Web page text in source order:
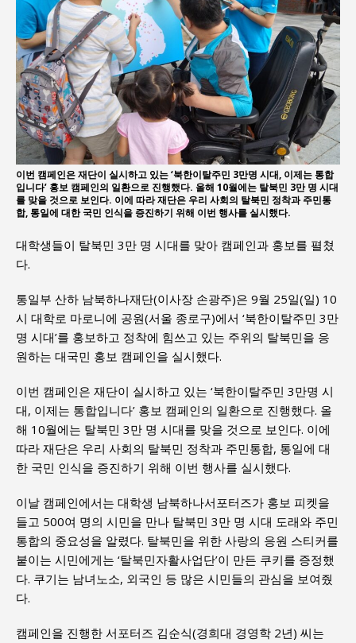
이번 캠페인은 재단이 실시하고 있는 ‘북한이탈주민 3만명 시대, 이제는 통합
입니다’ 홍보 캠페인의 일환으로 진행했다. 올해 10월에는 탈북민 3만 명 시대
를 맞을 것으로 보인다. 이에 따라 재단은 우리 사회의 탈북민 정착과 주민통
합, 통일에 대한 국민 인식을 증진하기 위해 이번 행사를 실시했다.
대학생들이 탈북민 3만 명 시대를 맞아 캠페인과 홍보를 펼쳤
다.
통일부 산하 남북하나재단(이사장 손광주)은 9월 25일(일) 10
시 대학로 마로니에 공원(서울 종로구)에서 ‘북한이탈주민 3만
명 시대’를 홍보하고 정착에 힘쓰고 있는 주위의 탈북민을 응
원하는 대국민 홍보 캠페인을 실시했다.
이번 캠페인은 재단이 실시하고 있는 ‘북한이탈주민 3만명 시
대, 이제는 통합입니다’ 홍보 캠페인의 일환으로 진행했다. 올
해 10월에는 탈북민 3만 명 시대를 맞을 것으로 보인다. 이에
따라 재단은 우리 사회의 탈북민 정착과 주민통합, 통일에 대
한 국민 인식을 증진하기 위해 이번 행사를 실시했다.
이날 캠페인에서는 대학생 남북하나서포터즈가 홍보 피켓을
들고 500여 명의 시민을 만나 탈북민 3만 명 시대 도래와 주민
통합의 중요성을 알렸다. 탈북민을 위한 사랑의 응원 스티커를
붙이는 시민에게는 ‘탈북민자활사업단’이 만든 쿠키를 증정했
다. 쿠기는 남녀노소, 외국인 등 많은 시민들의 관심을 보여줬
다.
캠페인을 진행한 서포터즈 김순식(경희대 경영학 2년) 씨는